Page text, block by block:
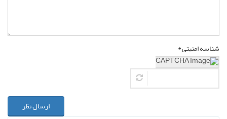
شناسه امنیتی *
ارسال نظر